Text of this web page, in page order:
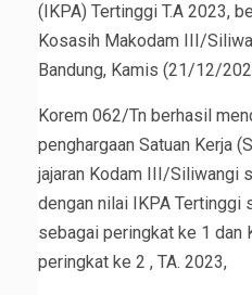
(IKPA) Tertinggi T.A 2023,
Kosasih Makodam III/
Bandung, Kamis (21/12/
Korem 062/Tn berhasil
penghargaan Satuan Kerja
jajaran Kodam III/Siliwangi
dengan nilai IKPA Tertinggi
sebagai peringkat ke 1 dan
peringkat ke 2 , TA. 2023,